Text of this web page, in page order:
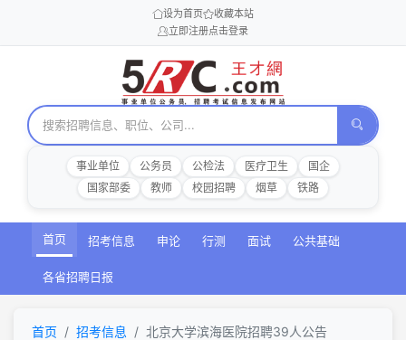
设为首页
收藏本站
立即注册点击登录
事业单位 公务员 公检法 医疗卫生
国企
国家部委
教师 校园招聘 烟草 铁路
首页 招考信息 申论 行测 面试 公共基础
各省招聘日报
首页 招考信息 北京大学滨海医院招聘39人公告